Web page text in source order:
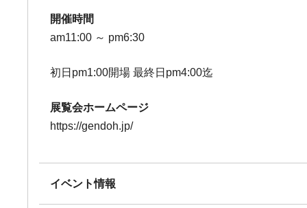
開催時間
am11:00 ～ pm6:30
初日pm1:00開場 最終日pm4:00迄
展覧会ホームページ
https://gendoh.jp/
イベント情報